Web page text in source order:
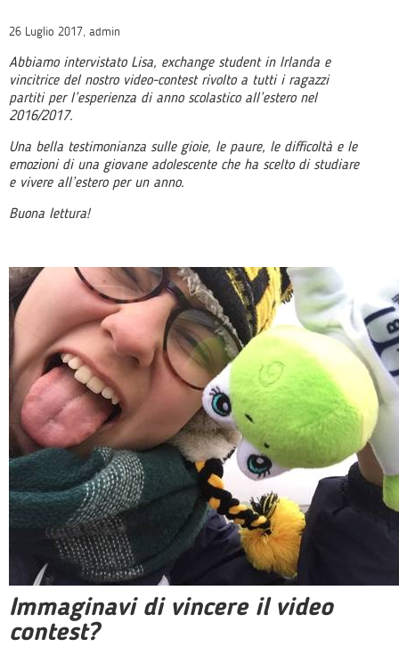
26 Luglio 2017, admin
Abbiamo intervistato Lisa, exchange student in Irlanda e
vincitrice del nostro video-contest rivolto a tutti i ragazzi
partiti per l’esperienza di anno scolastico all’estero nel
2016/2017.
Una bella testimonianza sulle gioie, le paure, le difficoltà e le
emozioni di una giovane adolescente che ha scelto di studiare
e vivere all’estero per un anno.
Buona lettura!
Immaginavi di vincere il video
contest?